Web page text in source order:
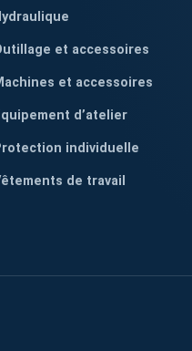
et accessoires
et accessoires
d’atelier
individuelle
de travail